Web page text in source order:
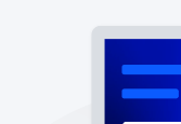
Sigla Simplifies
Sigla serves both
the goal of